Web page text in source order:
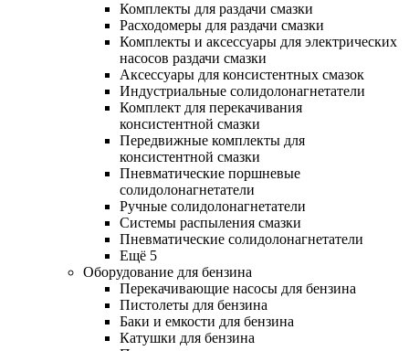
Комплекты для раздачи смазки
Расходомеры для раздачи смазки
Комплекты и аксессуары для электрических
насосов раздачи смазки
Аксессуары для консистентных смазок
Индустриальные солидолонагнетатели
Комплект для перекачивания
консистентной смазки
Передвижные комплекты для
консистентной смазки
Пневматические поршневые
солидолонагнетатели
Ручные солидолонагнетатели
Системы распыления смазки
Пневматические солидолонагнетатели
Ещё 5
Оборудование для бензина
Перекачивающие насосы для бензина
Пистолеты для бензина
Баки и емкости для бензина
Катушки для бензина